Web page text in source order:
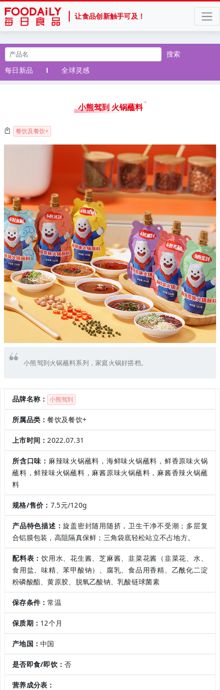
让食品创新触手可及！
搜索
每日新品
全球灵感
小熊驾到 火锅蘸料
餐饮及餐饮+
小熊驾到火锅蘸料系列，家庭火锅好搭档。
品牌名称： 小熊驾到
所属品类：餐饮及餐饮+
上市时间： 2022.07.31
所含口味： 麻辣味火锅蘸料，海鲜味火锅蘸料，鲜香原味火锅
蘸料，鲜辣味火锅蘸料，麻酱原味火锅蘸料，麻酱香辣火锅蘸
料
规格/售价： 7.5元/120g
产品特色描述：旋盖密封随用随挤，卫生干净不受潮；多层复
合铝膜包装，高阻隔真保鲜；三角袋底轻松站立不占地方。
配料表：饮用水、花生酱、芝麻酱、韭菜花酱（韭菜花、水、
食用盐、味精、苯甲酸钠）、腐乳、食品用香精、乙酰化二淀
粉磷酸酯、黄原胶、脱氧乙酸钠、乳酸链球菌素
保存条件：常温
保质期： 12个月
产地国：中国
是否即食/即饮：否
营养成分表：